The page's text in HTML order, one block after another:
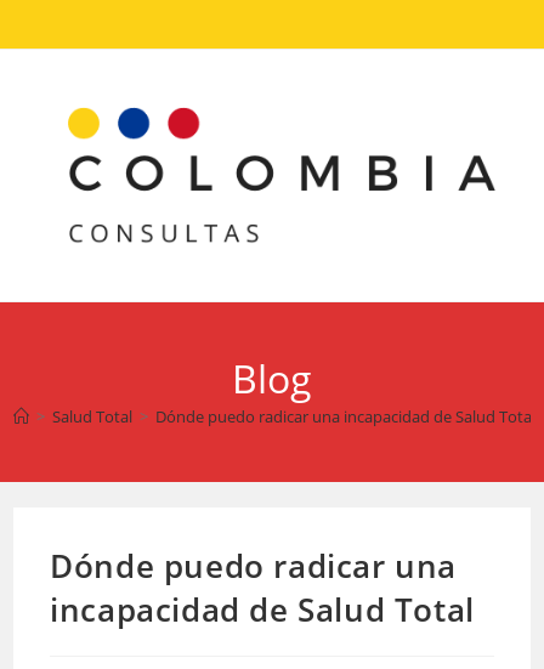
al
Blog
> Salud Total > Dónde puedo radicar una incapacidad de Salud Total
Dónde puedo radicar una
incapacidad de Salud Total